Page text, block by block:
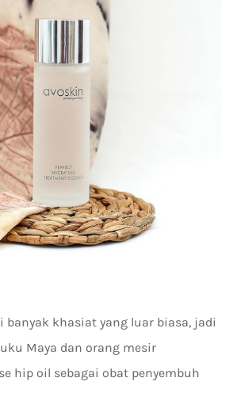
banyak khasiat yang luar biasa, jadi
Maya dan orang mesir
hip oil sebagai obat penyembuh